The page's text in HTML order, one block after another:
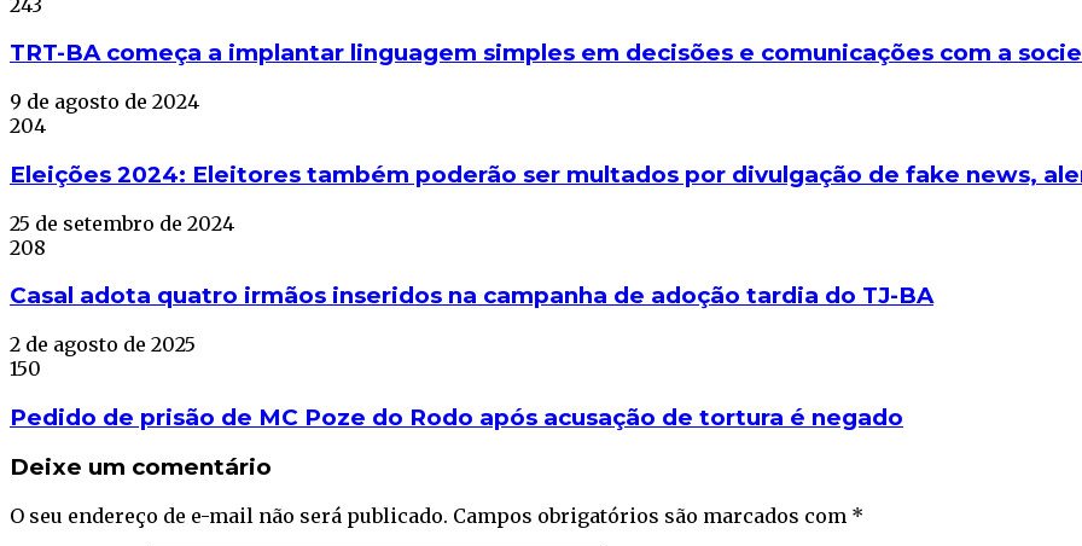
TRT-BA começa a implantar linguagem simples em decisões e comunicações com a
9 de agosto de 2024
204
Eleições 2024: Eleitores também poderão ser multados por divulgação de fake news,
25 de setembro de 2024
208
Casal adota quatro irmãos inseridos na campanha de adoção tardia do TJ-BA
2 de agosto de 2025
150
Pedido de prisão de MC Poze do Rodo após acusação de tortura é negado
Deixe um comentário
O seu endereço de e-mail não será publicado. Campos obrigatórios são marcados com *